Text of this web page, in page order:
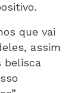
que vai
assim
belisca